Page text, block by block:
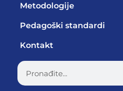
Metodologije
Pedagoški standardi
Kontakt